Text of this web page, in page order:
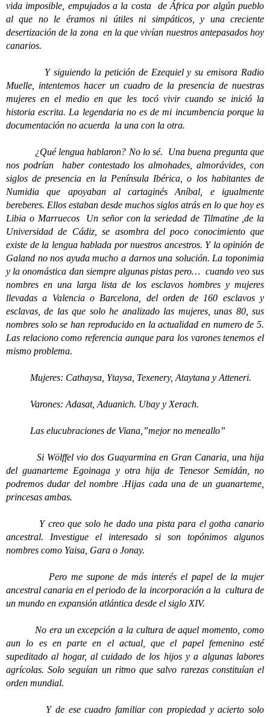
vida imposible, empujados a la costa de África por algún pueblo
al que no le éramos ni útiles ni simpáticos, y una creciente
desertización de la zona en la que vivían nuestros antepasados hoy
canarios.
Y siguiendo la petición de Ezequiel y su emisora Radio
Muelle, intentemos hacer un cuadro de la presencia de nuestras
mujeres en el medio en que les tocó vivir cuando se inició la
historia escrita. La legendaria no es de mi incumbencia porque la
documentación no acuerda la una con la otra.
¿Qué lengua hablaron? No lo sé. Una buena pregunta que
nos podrían haber contestado los almohades, almorávides, con
siglos de presencia en la Península Ibérica, o los habitantes de
Numidia que apoyaban al cartaginés Aníbal, e igualmente
bereberes. Ellos estaban desde muchos siglos atrás en lo que hoy es
Libia o Marruecos Un señor con la seriedad de Tilmatine ,de la
Universidad de Cádiz, se asombra del poco conocimiento que
existe de la lengua hablada por nuestros ancestros. Y la opinión de
Galand no nos ayuda mucho a darnos una solución. La toponimia
y la onomástica dan siempre algunas pistas pero… cuando veo sus
nombres en una larga lista de los esclavos hombres y mujeres
llevadas a Valencia o Barcelona, del orden de 160 esclavos y
esclavas, de las que solo he analizado las mujeres, unas 80, sus
nombres solo se han reproducido en la actualidad en numero de 5.
Las relaciono como referencia aunque para los varones tenemos el
mismo problema.
Mujeres: Cathaysa, Ytaysa, Texenery, Ataytana y Atteneri.
Varones: Adasat, Aduanich. Ubay y Xerach.
Las elucubraciones de Viana,”mejor no meneallo”
Si Wölffel vio dos Guayarmina en Gran Canaria, una hija
del guanarteme Egoinaga y otra hija de Tenesor Semidán, no
podremos dudar del nombre .Hijas cada una de un guanarteme,
princesas ambas.
Y creo que solo he dado una pista para el gotha canario
ancestral. Investigue el interesado si son topónimos algunos
nombres como Yaisa, Gara o Jonay.
Pero me supone de más interés el papel de la mujer
ancestral canaria en el periodo de la incorporación a la cultura de
un mundo en expansión atlántica desde el siglo XIV.
No era un excepción a la cultura de aquel momento, como
aun lo es en parte en el actual, que el papel femenino esté
supeditado al hogar, al cuidado de los hijos y a algunas labores
agrícolas. Solo seguían un ritmo que salvo rarezas constituían el
orden mundial.
Y de ese cuadro familiar con propiedad y acierto solo